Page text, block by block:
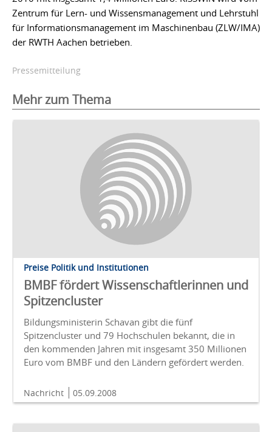
Zentrum für Lern- und Wissensmanagement und Lehrstuhl
für Informationsmanagement im Maschinenbau (ZLW/IMA)
der RWTH Aachen betrieben.
Pressemitteilung
Mehr zum Thema
Preise Politik und Institutionen
BMBF fördert Wissenschaftlerinnen und
Spitzencluster
Bildungsministerin Schavan gibt die fünf
Spitzencluster und 79 Hochschulen bekannt, die in
den kommenden Jahren mit insgesamt 350 Millionen
Euro vom BMBF und den Ländern gefördert werden.
Nachricht 05.09.2008